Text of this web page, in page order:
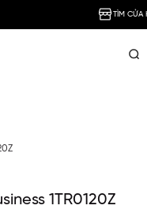
TÌM CỬA
1TR0120Z